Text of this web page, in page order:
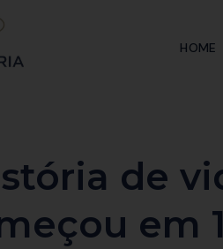
HOME
de
em